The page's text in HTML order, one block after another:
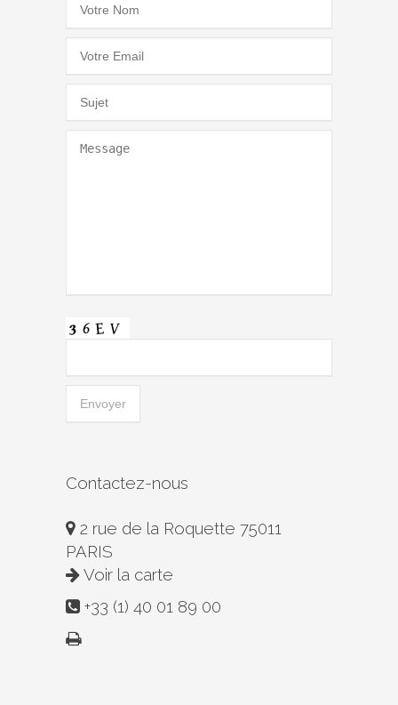
Contactez-nous
2 rue de la Roquette 75011
PARIS
Voir la carte
+33 (1) 40 01 89 00